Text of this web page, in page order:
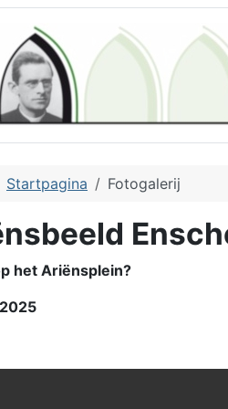
Startpagina Fotogalerij
het Ariënsplein?